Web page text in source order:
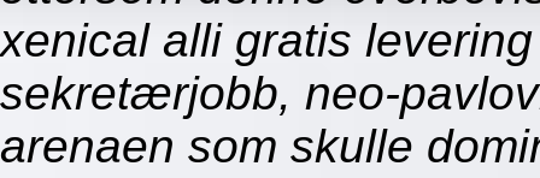
xenical alli gratis
sekretærjobb, neo-
arenaen som skulle